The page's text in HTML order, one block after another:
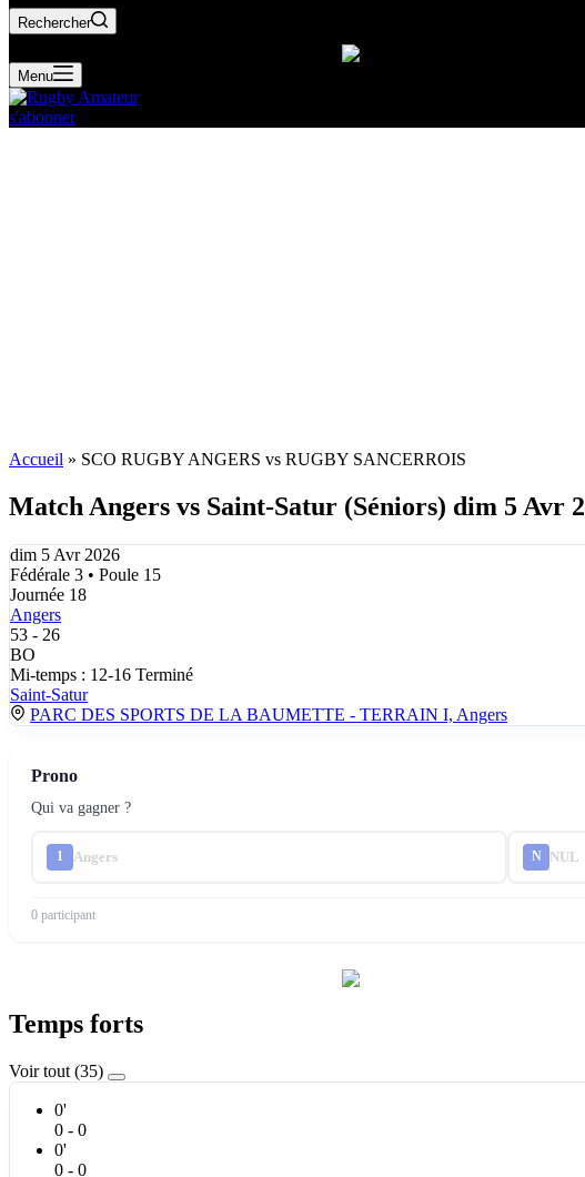
Rechercher
Menu
s'abonner
Accueil » SCO RUGBY ANGERS vs RUGBY SANCERROIS
Match Angers vs Saint-Satur (Séniors) dim 5 Avr
dim 5 Avr 2026
Fédérale 3 • Poule 15
Journée 18
Angers
53 - 26
BO
Mi-temps : 12-16 Terminé
Saint-Satur
PARC DES SPORTS DE LA BAUMETTE - TERRAIN I, Angers
Prono
Qui va gagner ?
1 Angers N NUL
0 participant
Temps forts
Voir tout (35)
0'
0 - 0
0'
0 - 0